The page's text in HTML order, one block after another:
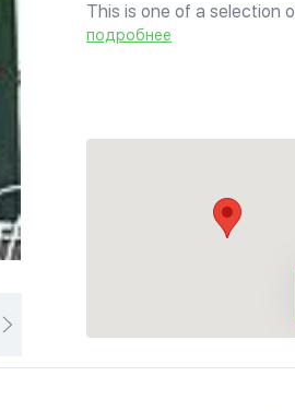
This is one of a selection
Halal menu with no pork
подробнее